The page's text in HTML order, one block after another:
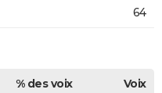
64
% des voix Voix